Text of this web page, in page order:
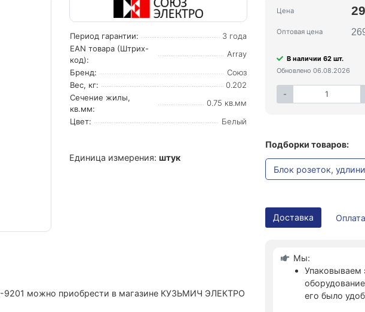
Период гарантии:
3 года
EAN товара (Штрих-
код):
Array
Бренд:
Союз
Вес, кг:
0.202
Сечение жилы,
кв.мм:
0.75 кв.мм
Цвет:
Белый
Единица измерения: штук
Цена
Оптовая цена
В наличии 62 шт.
Обновлено 06.08.2026
-
Подборки товаров:
Блок розеток,
Доставка Оплата
Мы:
Упаковываем
его было
9201 можно приобрести в магазине КУЗЬМИЧ ЭЛЕКТРО